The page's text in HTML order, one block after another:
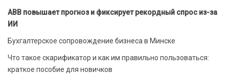
ABB повышает прогноз и фиксирует рекордный спрос из-за
ИИ
Бухгалтерское сопровождение бизнеса в Минске
Что такое скарификатор и как им правильно пользоваться:
краткое пособие для новичков